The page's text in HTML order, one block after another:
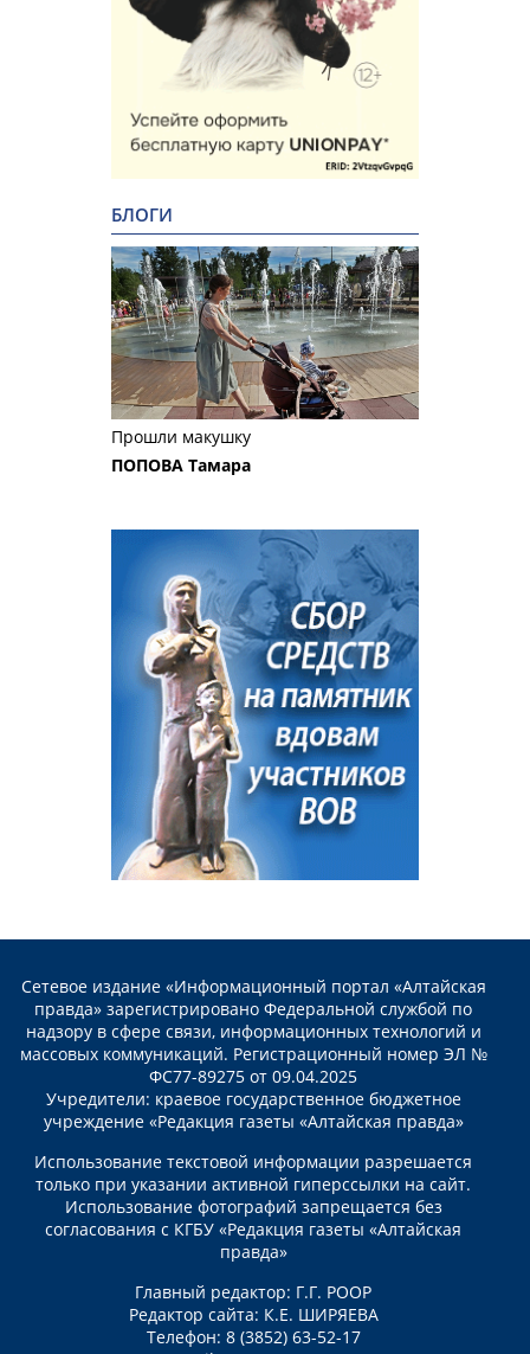
БЛОГИ
Прошли макушку
ПОПОВА Тамара
Сетевое издание «Информационный портал «Алтайская
правда» зарегистрировано Федеральной службой по
надзору в сфере связи, информационных технологий и
массовых коммуникаций. Регистрационный номер ЭЛ №
ФС77-89275 от 09.04.2025
Учредители: краевое государственное бюджетное
учреждение «Редакция газеты «Алтайская правда»
Использование текстовой информации разрешается
только при указании активной гиперссылки на сайт.
Использование фотографий запрещается без
согласования с КГБУ «Редакция газеты «Алтайская
правда»
Главный редактор: Г.Г. РООР
Редактор сайта: К.Е. ШИРЯЕВА
Телефон: 8 (3852) 63-52-17